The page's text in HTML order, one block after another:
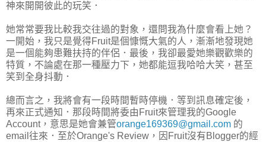
神來開開彼此的玩笑．
她常常要我比較我交往過的對象，還問我為什麼會看上她？
一開始，我只是覺得Fruit是個慷慨大氣的人，漸漸地發現她
是一個能夠患難扶持的伴侶．最後，我卻最愛她樂觀歡樂的
特質，不論處在那一種壓力下，她都能逗我哈哈大笑，甚至
笑到全身抖動．
總而言之，我將會有一段時間暫時停機．等到訊息確定後，
再來正式通知．那段時間將委由Fruit來管理我的Google
Account，意思是她會兼管orange169369@gmail.com 的
email往來．至於Orange's Review，因Fruit沒有Blogger的經